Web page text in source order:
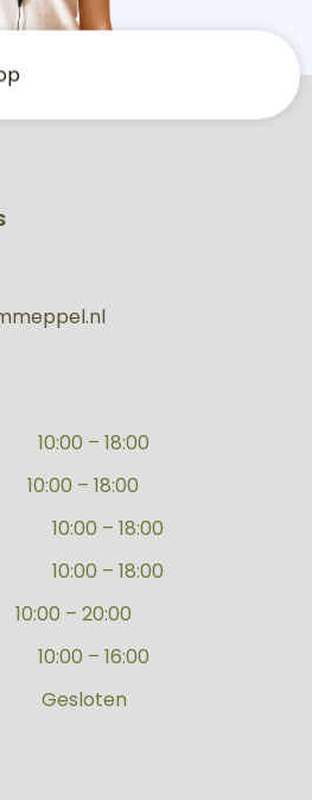
p
10:00 – 18:00
10:00 – 18:00
10:00 – 18:00
10:00 – 18:00
– 20:00
10:00 – 16:00
Gesloten